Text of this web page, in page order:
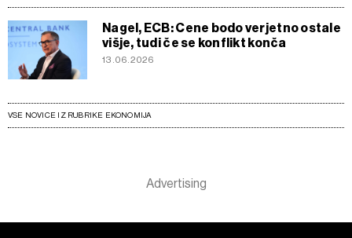
Nagel, ECB: Cene bodo verjetno ostale
višje, tudi če se konflikt konča
13.06.2026
VSE NOVICE IZ RUBRIKE EKONOMIJA